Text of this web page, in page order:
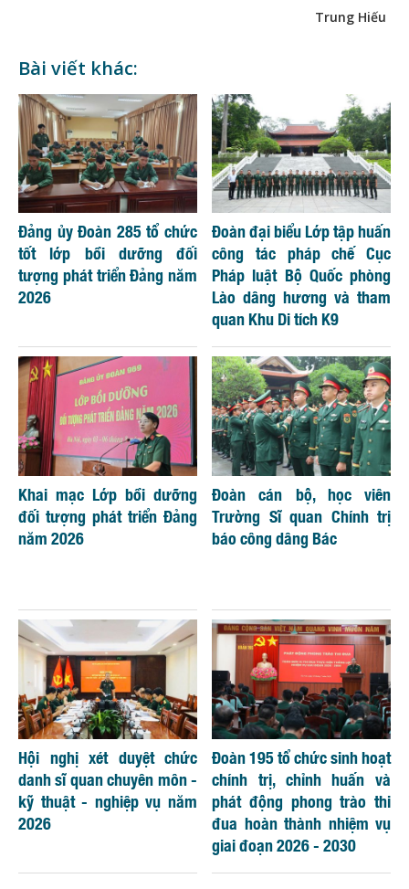
Trung Hiếu
Bài viết khác:
Đảng ủy Đoàn 285 tổ chức
tốt lớp bồi dưỡng đối
tượng phát triển Đảng năm
2026
Đoàn đại biểu Lớp tập huấn
công tác pháp chế Cục
Pháp luật Bộ Quốc phòng
Lào dâng hương và tham
quan Khu Di tích K9
Khai mạc Lớp bồi dưỡng
đối tượng phát triển Đảng
năm 2026
Đoàn cán bộ, học viên
Trường Sĩ quan Chính trị
báo công dâng Bác
Hội nghị xét duyệt chức
danh sĩ quan chuyên môn -
kỹ thuật - nghiệp vụ năm
2026
Đoàn 195 tổ chức sinh hoạt
chính trị, chỉnh huấn và
phát động phong trào thi
đua hoàn thành nhiệm vụ
giai đoạn 2026 - 2030